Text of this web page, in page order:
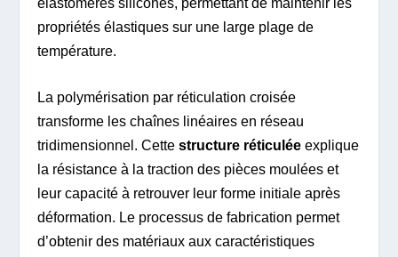
propriétés élastiques sur une large plage de
température.
La polymérisation par réticulation croisée
transforme les chaînes linéaires en réseau
tridimensionnel. Cettestructure réticulée explique
la résistance à la traction des pièces moulées et
leur capacité à retrouver leur forme initiale après
déformation. Le processus de fabrication permet
d’obtenir des matériaux aux caractéristiques